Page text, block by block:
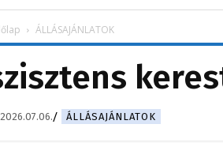
ÁLLÁSAJÁNLATOK
2026.07.06. ÁLLÁSAJÁNLATOK